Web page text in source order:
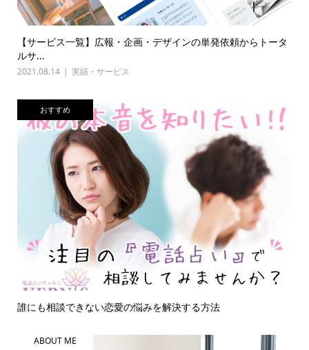
【サービス一覧】広報・企画・デザインの単発依頼からトータ
ルサ...
2021.08.14 実績・サービス
おすすめ
誰にも相談できない恋愛の悩みを解決する方法
ABOUT ME